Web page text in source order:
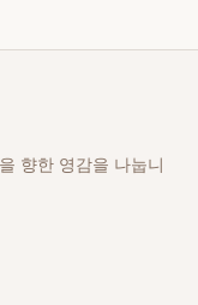
향한 영감을 나눕니